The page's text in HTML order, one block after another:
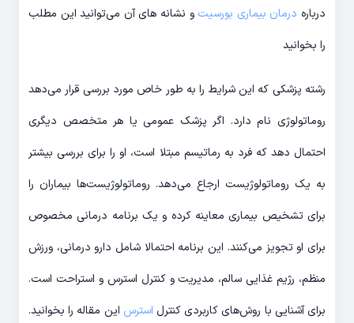
درباره درمان بیماری بورسیت و نشانه های آن می‌توانید این مطلب
را بخوانید
رشته پزشکی که این شرایط را به طور خاص مورد بررسی قرار می‌دهد
روماتولوژی نام دارد. اگر پزشک عمومی یا هر متخصص دیگری
احتمال دهد که فرد به رماتیسم مبتلا است، او را برای بررسی بیشتر
به یک روماتولوژیست ارجاع می‌دهد. روماتولوژیست‌ها بیماران را
برای تشخیص بیماری معاینه کرده و یک برنامه درمانی مخصوص
برای او تجویز می‌کنند. این برنامه احتمالا شامل دارو درمانی، ورزش
منظم، رژیم غذایی سالم، مدیریت و کنترل استرس و استراحت است.
برای آشنایی با روش‌های کاربردی کنترل استرس این مقاله را بخوانید.